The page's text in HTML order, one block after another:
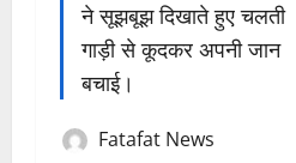
ने सूझबूझ दिखाते हुए चलती
गाड़ी से कूदकर अपनी जान
बचाई।
Fatafat News